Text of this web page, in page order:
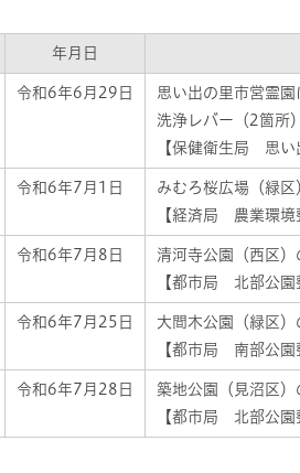
年月日
令和6年6月29日
思い出の里市営霊
洗浄レバー（2箇所
【保健衛生局 思
令和6年7月1日
みむろ桜広場（緑
【経済局 農業環
令和6年7月8日
清河寺公園（西区
【都市局 北部公
令和6年7月25日
大間木公園（緑区
【都市局 南部公
令和6年7月28日
築地公園（見沼区）
【都市局 北部公